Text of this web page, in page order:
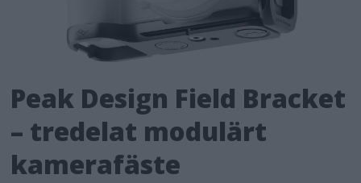
Peak Design Field Bracket
– tredelat modulärt
kamerafäste